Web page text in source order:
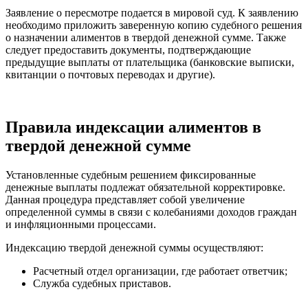
Заявление о пересмотре подается в мировой суд. К заявлению
необходимо приложить заверенную копию судебного решения
о назначении алиментов в твердой денежной сумме. Также
следует предоставить документы, подтверждающие
предыдущие выплаты от плательщика (банковские выписки,
квитанции о почтовых переводах и другие).
Правила индексации алиментов в
твердой денежной сумме
Установленные судебным решением фиксированные
денежные выплаты подлежат обязательной корректировке.
Данная процедура представляет собой увеличение
определенной суммы в связи с колебаниями доходов граждан
и инфляционными процессами.
Индексацию твердой денежной суммы осуществляют:
Расчетный отдел организации, где работает ответчик;
Служба судебных приставов.